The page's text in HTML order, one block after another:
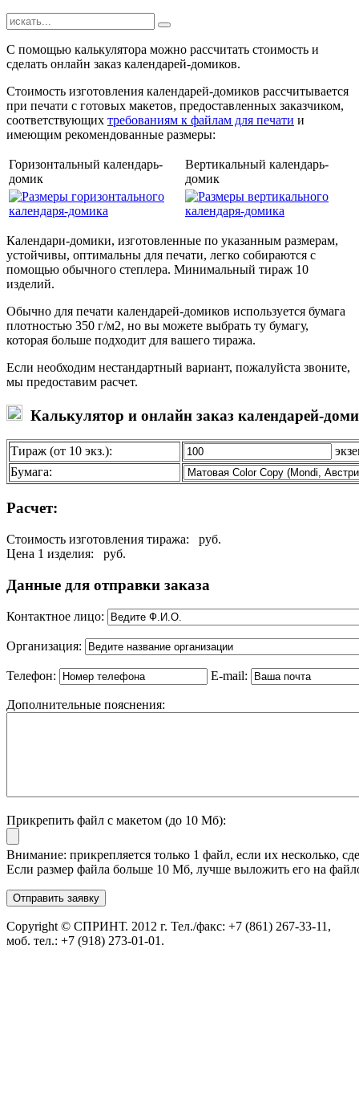
С помощью калькулятора можно рассчитать стоимость и
сделать онлайн заказ календарей-домиков.
Стоимость изготовления календарей-домиков рассчитывается
при печати с готовых макетов, предоставленных заказчиком,
соответствующих требованиям к файлам для печати и
имеющим рекомендованные размеры:
Горизонтальный календарь-
домик
Вертикальный календарь-
домик
Календари-домики, изготовленные по указанным размерам,
устойчивы, оптимальны для печати, легко собираются с
помощью обычного степлера. Минимальный тираж 10
изделий.
Обычно для печати календарей-домиков используется бумага
плотностью 350 г/м2, но вы можете выбрать ту бумагу,
которая больше подходит для вашего тиража.
Если необходим нестандартный вариант, пожалуйста звоните,
мы предоставим расчет.
Калькулятор и онлайн заказ календарей-
Тираж (от 10 экз.):
Бумага:
Расчет:
Стоимость изготовления тиража:
руб.
Цена 1 изделия:
руб.
Данные для отправки заказа
Контактное лицо:
Организация:
Телефон: E-mail:
Дополнительные пояснения:
Прикрепить файл с макетом (до 10 Мб):
Внимание: прикрепляется только 1 файл, если их несколько,
Если размер файла больше 10 Мб, лучше выложить его на
Copyright © СПРИНТ. 2012 г. Тел./факс: +7 (861) 267-33-11,
моб. тел.: +7 (918) 273-01-01.